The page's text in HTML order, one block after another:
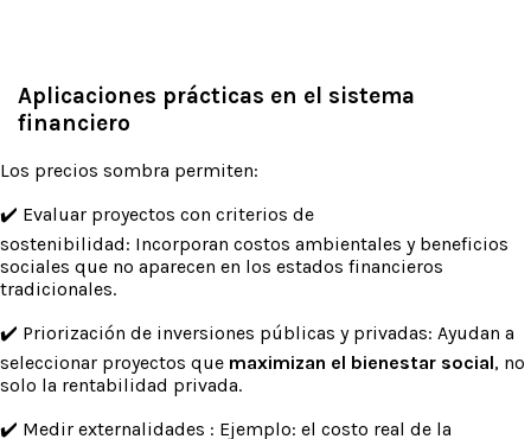
Aplicaciones prácticas en el sistema
financiero
Los precios sombra permiten:
✔️ Evaluar proyectos con criterios de
sostenibilidad: Incorporan costos ambientales y beneficios
sociales que no aparecen en los estados financieros
tradicionales.
✔️ Priorización de inversiones públicas y privadas: Ayudan a
seleccionar proyectos que maximizan el bienestar social, no
solo la rentabilidad privada.
✔️ Medir externalidades : Ejemplo: el costo real de la